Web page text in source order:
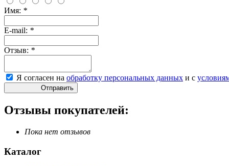
Имя: *
E-mail: *
Отзыв: *
Я согласен на обработку персональных данных и с
Отправить
Отзывы покупателей:
Пока нет отзывов
Каталог